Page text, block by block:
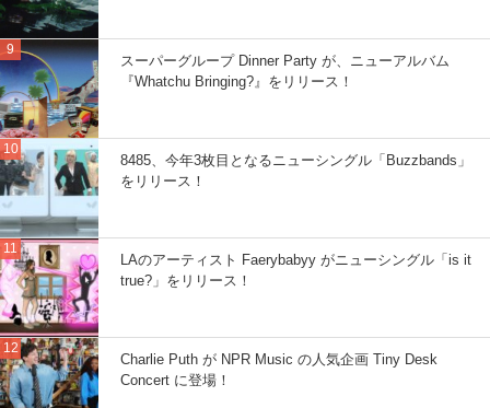
スーパーグループ Dinner Party が、ニューアルバム
『Whatchu Bringing?』をリリース！
8485、今年3枚目となるニューシングル「Buzzbands」
をリリース！
LAのアーティスト Faerybabyy がニューシングル「is it
true?」をリリース！
Charlie Puth が NPR Music の人気企画 Tiny Desk
Concert に登場！